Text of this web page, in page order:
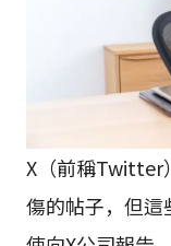
X（前稱Twitter
傷的帖子，但這